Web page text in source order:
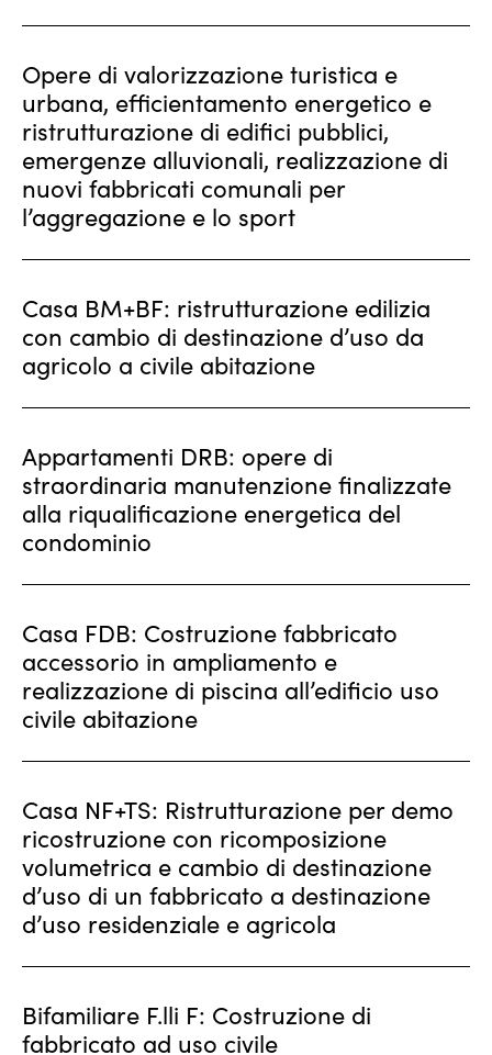
Opere di valorizzazione turistica e
urbana, efficientamento energetico e
ristrutturazione di edifici pubblici,
emergenze alluvionali, realizzazione di
nuovi fabbricati comunali per
l’aggregazione e lo sport
Casa BM+BF: ristrutturazione edilizia
con cambio di destinazione d’uso da
agricolo a civile abitazione
Appartamenti DRB: opere di
straordinaria manutenzione finalizzate
alla riqualificazione energetica del
condominio
Casa FDB: Costruzione fabbricato
accessorio in ampliamento e
realizzazione di piscina all’edificio uso
civile abitazione
Casa NF+TS: Ristrutturazione per demo
ricostruzione con ricomposizione
volumetrica e cambio di destinazione
d’uso di un fabbricato a destinazione
d’uso residenziale e agricola
Bifamiliare F.lli F: Costruzione di
fabbricato ad uso civile